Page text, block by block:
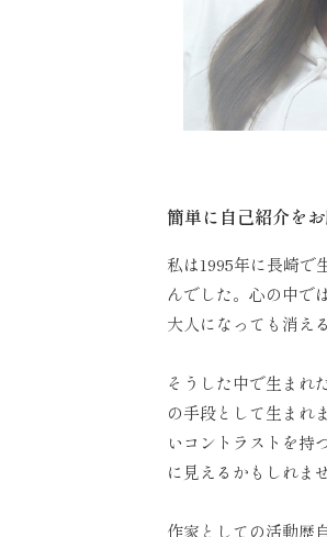
簡単に自己紹介を
私は1995年に長崎で
んでした。心の中で
大人になっても消え
そうした中で生まれ
の手段として生まれ
いコントラストを持
に見えるかもしれま
作家としての活動歴